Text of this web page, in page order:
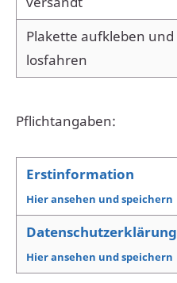
Plakette aufkleben und
losfahren
Pflichtangaben:
Erstinformation
Hier ansehen und speichern
Datenschutzerklärung
Hier ansehen und speichern